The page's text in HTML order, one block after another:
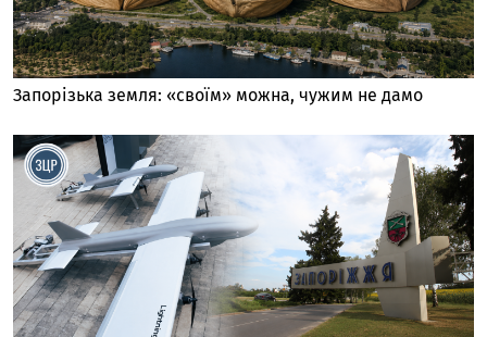
Запорізька земля: «своїм» можна, чужим не дамо